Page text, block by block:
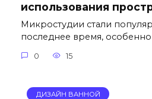
использования
Микростудии стали
последнее время, особенно
0 15
ДИЗАЙН ВАННОЙ